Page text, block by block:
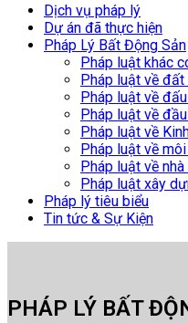
Dịch vụ pháp lý
Dự án đã thực hiện
Pháp Lý Bất Động Sản
Pháp luật khác
Pháp luật về
Pháp luật về
Pháp luật về
Pháp luật về
Pháp luật về
Pháp luật về nhà
Pháp luật xây
Pháp lý tiêu biểu
Tin tức & Sự Kiện
PHÁP LÝ BẤT